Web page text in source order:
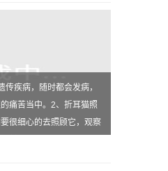
疾病，随时都会发病，
痛苦当中。2、折耳猫照
很细心的去照顾它，观察